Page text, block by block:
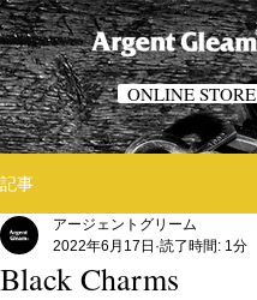
ONLINE STORE
記事
Black Charms
アージェントグリーム
2022年6月17日 読了時間: 1分